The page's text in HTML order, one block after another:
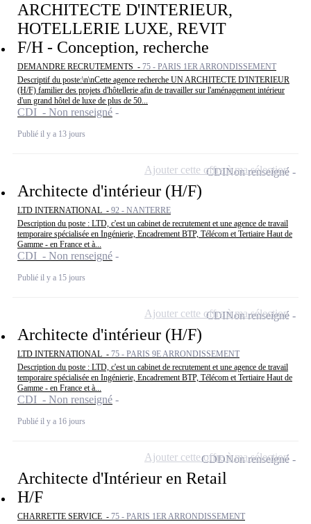
ARCHITECTE D'INTERIEUR,
HOTELLERIE LUXE, REVIT
F/H - Conception, recherche
DEMANDRE RECRUTEMENTS - 75 - PARIS 1ER ARRONDISSEMENT
Descriptif du poste:\n\nCette agence recherche UN ARCHITECTE D'INTERIEUR
(H/F) familier des projets d'hôtellerie afin de travailler sur l'aménagement intérieur
d'un grand hôtel de luxe de plus de 50...
CDI - Non renseigné
Publié il y a 13 jours
Architecte d'intérieur (H/F)
LTD INTERNATIONAL - 92 - NANTERRE
Description du poste : LTD, c'est un cabinet de recrutement et une agence de travail
temporaire spécialisée en Ingénierie, Encadrement BTP, Télécom et Tertiaire Haut de
Gamme - en France et à...
CDI - Non renseigné
Publié il y a 15 jours
CDINon renseigné
Ajouter cette offre à ma sélection
Architecte d'intérieur (H/F)
LTD INTERNATIONAL - 75 - PARIS 9E ARRONDISSEMENT
Description du poste : LTD, c'est un cabinet de recrutement et une agence de travail
temporaire spécialisée en Ingénierie, Encadrement BTP, Télécom et Tertiaire Haut de
Gamme - en France et à...
CDI - Non renseigné
Publié il y a 16 jours
CDINon renseigné
Ajouter cette offre à ma sélection
Architecte d'Intérieur en Retail
H/F
CHARRETTE SERVICE - 75 - PARIS 1ER ARRONDISSEMENT
CDDNon renseigné
Ajouter cette offre à ma sélection